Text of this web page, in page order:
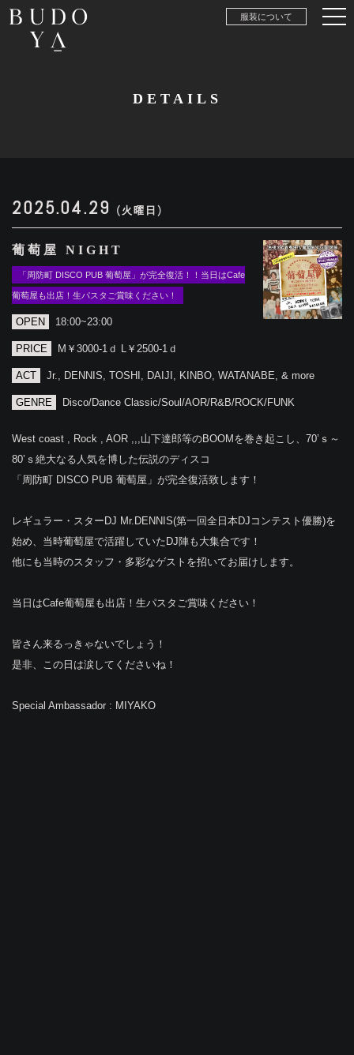
服装について
DETAILS
2025.04.29 (火曜日)
葡萄屋 NIGHT
「周防町 DISCO PUB 葡萄屋」が完全復活！！当日はCafe
葡萄屋も出店！生パスタご賞味ください！
OPEN 18:00~23:00
PRICE M￥3000-1ｄ L￥2500-1ｄ
ACT Jr., DENNIS, TOSHI, DAIJI, KINBO, WATANABE, & more
GENRE Disco/Dance Classic/Soul/AOR/R&B/ROCK/FUNK
West coast , Rock , AOR ,,,山下達郎等のBOOMを巻き起こし、70’ｓ～
80’ｓ絶大なる人気を博した伝説のディスコ
「周防町 DISCO PUB 葡萄屋」が完全復活致します！
レギュラー・スターDJ Mr.DENNIS(第一回全日本DJコンテスト優勝)を
始め、当時葡萄屋で活躍していたDJ陣も大集合です！
他にも当時のスタッフ・多彩なゲストを招いてお届けします。
当日はCafe葡萄屋も出店！生パスタご賞味ください！
皆さん来るっきゃないでしょう！
是非、この日は涙してくださいね！
Special Ambassador : MIYAKO